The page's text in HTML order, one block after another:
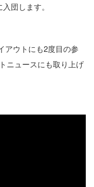
入団します。
アウトにも2度目の参
ニュースにも取り上げ